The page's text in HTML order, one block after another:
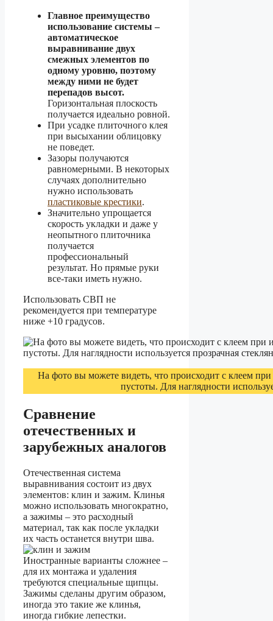
Главное преимущество
использование системы –
автоматическое
выравнивание двух
смежных элементов по
одному уровню, поэтому
между ними не будет
перепадов высот.
Горизонтальная плоскость
получается идеально ровной.
При усадке плиточного клея
при высыхании облицовку
не поведет.
Зазоры получаются
равномерными. В некоторых
случаях дополнительно
нужно использовать
пластиковые крестики.
Значительно упрощается
скорость укладки и даже у
неопытного плиточника
получается
профессиональный
результат. Но прямые руки
все-таки иметь нужно.
Использовать СВП не
рекомендуется при температуре
ниже +10 градусов.
На фото вы можете видеть, что происходит с клеем
пустоты. Для наглядности
Сравнение
отечественных и
зарубежных аналогов
Отечественная система
выравнивания состоит из двух
элементов: клин и зажим. Клинья
можно использовать многократно,
а зажимы – это расходный
материал, так как после укладки
их часть останется внутри шва.
Иностранные варианты сложнее –
для их монтажа и удаления
требуются специальные щипцы.
Зажимы сделаны другим образом,
иногда это такие же клинья,
иногда гибкие лепестки.